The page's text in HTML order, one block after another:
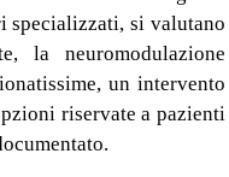
si valutano
la neuromodulazione
un intervento
riservate a pazienti